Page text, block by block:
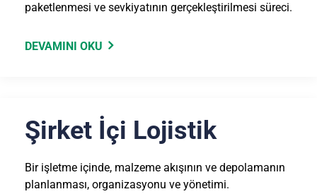
paketlenmesi ve sevkiyatının gerçekleştirilmesi süreci.
DEVAMINI OKU
Şirket İçi Lojistik
Bir işletme içinde, malzeme akışının ve depolamanın
planlanması, organizasyonu ve yönetimi.